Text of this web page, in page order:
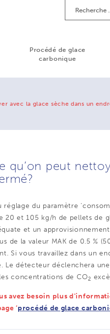
Procédé de glace
carbonique
avec la glace sèche dans un
qu’on peut
réglage du paramètre
20 et 105 kg/h de pellets de
et un
de la valeur MAK de 0.5 %
Si vous travaillez dans un
Le détecteur déclenchera
concentrations de CO2
avez besoin plus
‘procédé de glace